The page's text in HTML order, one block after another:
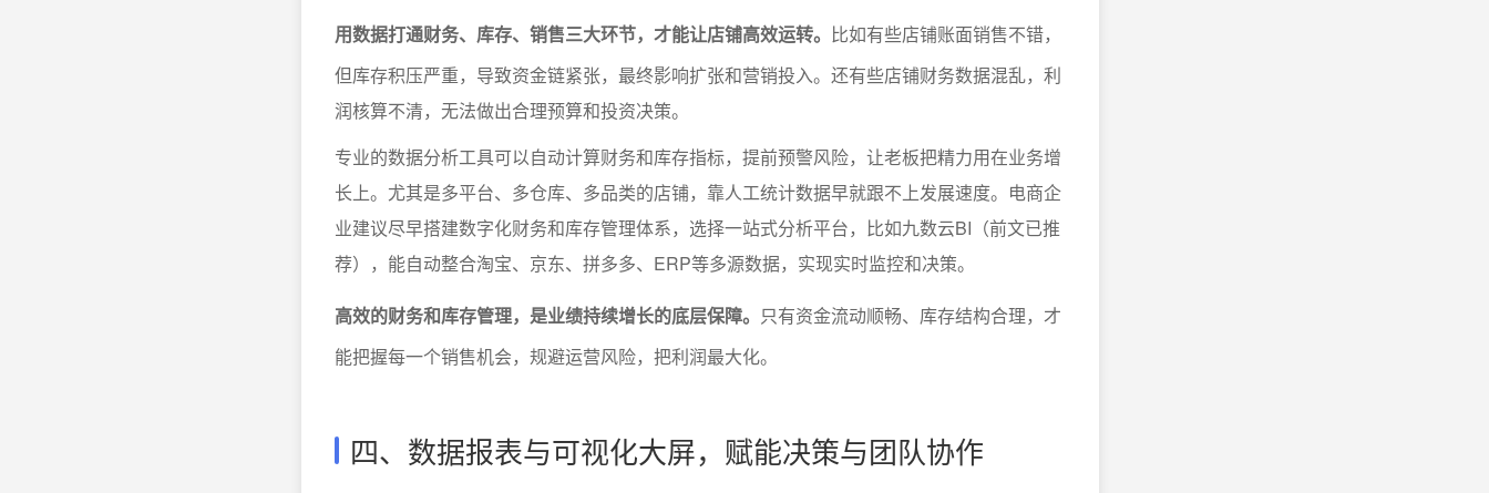
用数据打通财务、库存、销售三大环节，才能让店铺高效运转。 比如有些店铺账面销售不错，
但库存积压严重，导致资金链紧张，最终影响扩张和营销投入。还有些店铺财务数据混乱，利
润核算不清，无法做出合理预算和投资决策。
专业的数据分析工具可以自动计算财务和库存指标，提前预警风险，让老板把精力用在业务增
长上。尤其是多平台、多仓库、多品类的店铺，靠人工统计数据早就跟不上发展速度。电商企
业建议尽早搭建数字化财务和库存管理体系，选择一站式分析平台，比如九数云BI（前文已推
荐），能自动整合淘宝、京东、拼多多、ERP等多源数据，实现实时监控和决策。
高效的财务和库存管理，是业绩持续增长的底层保障。 只有资金流动顺畅、库存结构合理，才
能把握每一个销售机会，规避运营风险，把利润最大化。
四、数据报表与可视化大屏，赋能决策与团队协作